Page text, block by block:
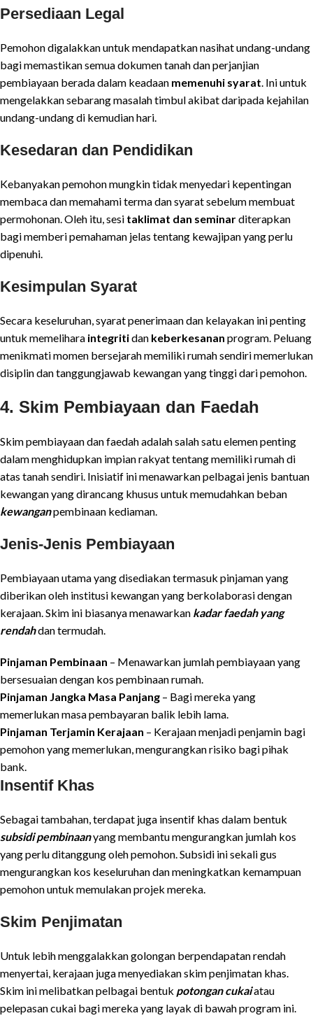
Persediaan Legal
Pemohon digalakkan untuk mendapatkan nasihat undang-undang
bagi memastikan semua dokumen tanah dan perjanjian
pembiayaan berada dalam keadaan memenuhi syarat . Ini untuk
mengelakkan sebarang masalah timbul akibat daripada kejahilan
undang-undang di kemudian hari.
Kesedaran dan Pendidikan
Kebanyakan pemohon mungkin tidak menyedari kepentingan
membaca dan memahami terma dan syarat sebelum membuat
permohonan. Oleh itu, sesi taklimat dan seminarditerapkan
bagi memberi pemahaman jelas tentang kewajipan yang perlu
dipenuhi.
Kesimpulan Syarat
Secara keseluruhan, syarat penerimaan dan kelayakan ini penting
untuk memelihara integritidan keberkesanan program. Peluang
menikmati momen bersejarah memiliki rumah sendiri memerlukan
disiplin dan tanggungjawab kewangan yang tinggi dari pemohon.
4. Skim Pembiayaan dan Faedah
Skim pembiayaan dan faedah adalah salah satu elemen penting
dalam menghidupkan impian rakyat tentang memiliki rumah di
atas tanah sendiri. Inisiatif ini menawarkan pelbagai jenis bantuan
kewangan yang dirancang khusus untuk memudahkan beban
kewanganpembinaan kediaman.
Jenis-Jenis Pembiayaan
Pembiayaan utama yang disediakan termasuk pinjaman yang
diberikan oleh institusi kewangan yang berkolaborasi dengan
kerajaan. Skim ini biasanya menawarkan kadar faedah yang
rendahdan termudah.
Pinjaman Pembinaan – Menawarkan jumlah pembiayaan yang
bersesuaian dengan kos pembinaan rumah.
Pinjaman Jangka Masa Panjang – Bagi mereka yang
memerlukan masa pembayaran balik lebih lama.
Pinjaman Terjamin Kerajaan – Kerajaan menjadi penjamin bagi
pemohon yang memerlukan, mengurangkan risiko bagi pihak
bank.
Insentif Khas
Sebagai tambahan, terdapat juga insentif khas dalam bentuk
subsidi pembinaanyang membantu mengurangkan jumlah kos
yang perlu ditanggung oleh pemohon. Subsidi ini sekali gus
mengurangkan kos keseluruhan dan meningkatkan kemampuan
pemohon untuk memulakan projek mereka.
Skim Penjimatan
Untuk lebih menggalakkan golongan berpendapatan rendah
menyertai, kerajaan juga menyediakan skim penjimatan khas.
Skim ini melibatkan pelbagai bentuk potongan cukaiatau
pelepasan cukai bagi mereka yang layak di bawah program ini.